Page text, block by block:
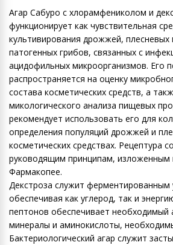
Агар Сабуро с хлорамфениколом и
функционирует как чувствительная
культивирования дрожжей, плесневых
патогенных грибов, связанных с
ацидофильных микроорганизмов. Его
распространяется на оценку
состава косметических средств, а
микологического анализа пищевых
рекомендует использовать его для
определения популяций дрожжей и
косметических средствах. Рецептура
руководящим принципам, изложенным
Фармакопее.
Декстроза служит ферментированным
обеспечивая как углерод, так и
пептонов обеспечивает необходимый
минералы и аминокислоты,
Бактериологический агар служит